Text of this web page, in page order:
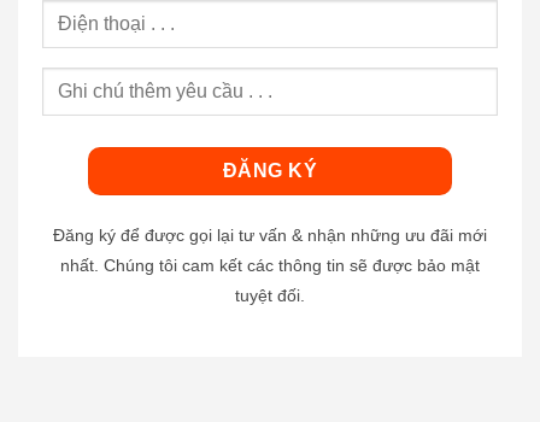
Đăng ký để được gọi lại tư vấn & nhận những ưu đãi mới
nhất. Chúng tôi cam kết các thông tin sẽ được bảo mật
tuyệt đối.